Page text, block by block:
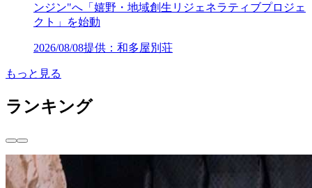
ンジン"へ「嬉野・地域創生リジェネラティブプロジェ
クト」を始動
2026/08/08提供：和多屋別荘
もっと見る
ランキング